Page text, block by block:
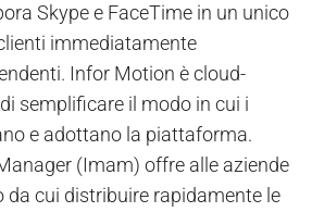
Skype e FaceTime in un unico
immediatamente
Infor Motion è cloud-
semplificare il modo in cui i
e adottano la piattaforma.
(Imam) offre alle aziende
da cui distribuire rapidamente le